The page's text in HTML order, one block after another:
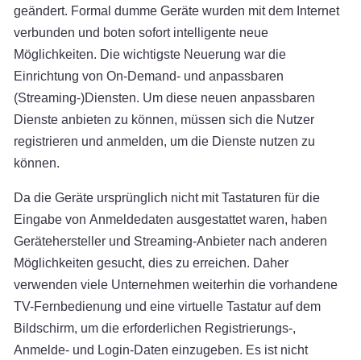
geändert. Formal dumme Geräte wurden mit dem Internet
verbunden und boten sofort intelligente neue
Möglichkeiten. Die wichtigste Neuerung war die
Einrichtung von On-Demand- und anpassbaren
(Streaming-)Diensten. Um diese neuen anpassbaren
Dienste anbieten zu können, müssen sich die Nutzer
registrieren und anmelden, um die Dienste nutzen zu
können.
Da die Geräte ursprünglich nicht mit Tastaturen für die
Eingabe von Anmeldedaten ausgestattet waren, haben
Gerätehersteller und Streaming-Anbieter nach anderen
Möglichkeiten gesucht, dies zu erreichen. Daher
verwenden viele Unternehmen weiterhin die vorhandene
TV-Fernbedienung und eine virtuelle Tastatur auf dem
Bildschirm, um die erforderlichen Registrierungs-,
Anmelde- und Login-Daten einzugeben. Es ist nicht